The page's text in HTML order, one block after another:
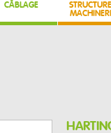
CÂBLAGE